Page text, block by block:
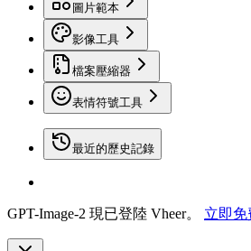
圖片範本
影像工具
檔案壓縮器
表情符號工具
最近的歷史記錄
GPT-Image-2 現已登陸 Vheer。 立即免